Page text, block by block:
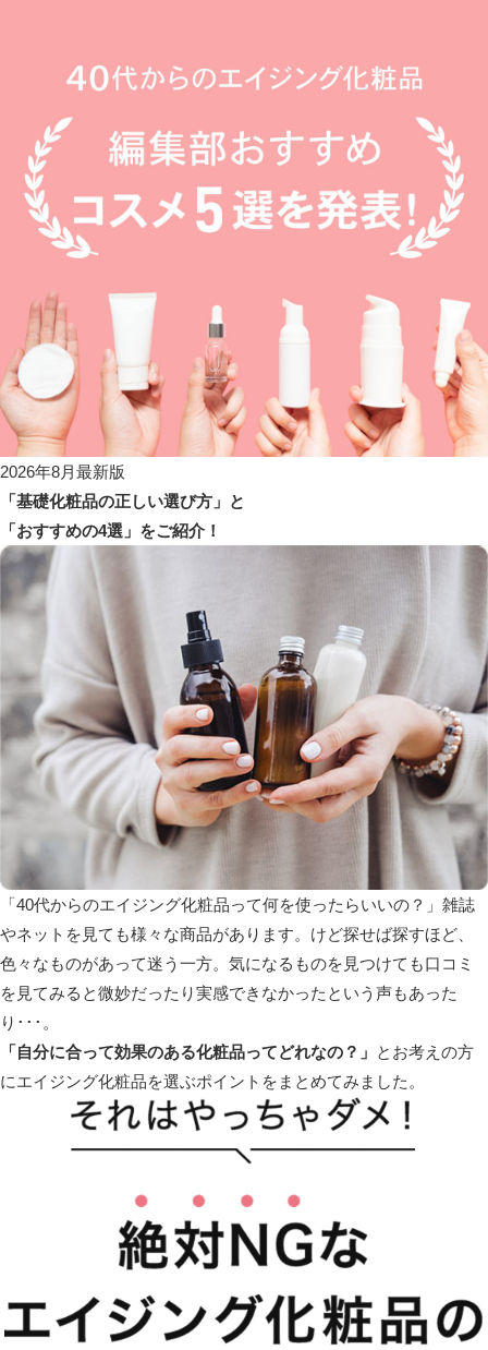
2026年8月最新版
「基礎化粧品の正しい選び方」 と
「おすすめの4選」 をご紹介！
「40代からのエイジング化粧品って何を使ったらいいの？」雑誌
やネットを見ても様々な商品があります。けど探せば探すほど、
色々なものがあって迷う一方。気になるものを見つけても口コミ
を見てみると微妙だったり実感できなかった という声もあった
り･･･。
「自分に合って効果のある化粧品ってどれなの？」 とお考えの方
にエイジング化粧品を選ぶポイントをまとめてみました。